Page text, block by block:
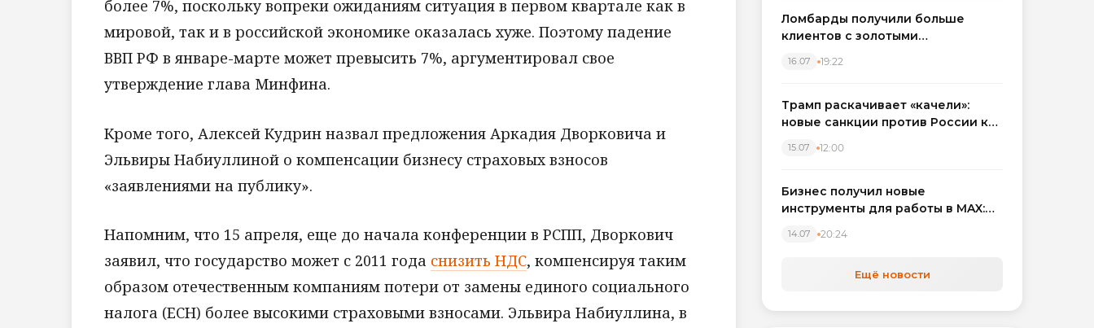
более 7%, поскольку вопреки ожиданиям ситуация в первом квартале как в
мировой, так и в российской экономике оказалась хуже. Поэтому падение
ВВП РФ в январе-марте может превысить 7%, аргументировал свое
утверждение глава Минфина.
Кроме того, Алексей Кудрин назвал предложения Аркадия Дворковича и
Эльвиры Набиуллиной о компенсации бизнесу страховых взносов
«заявлениями на публику».
Напомним, что 15 апреля, еще до начала конференции в РСПП, Дворкович
заявил, что государство может с 2011 года снизить НДС, компенсируя таким
образом отечественным компаниям потери от замены единого социального
налога (ЕСН) более высокими страховыми взносами. Эльвира Набиуллина, в
Ломбарды получили больше
клиентов с золотыми
вырос на фоне подорожания
16.07 19:22
Трамп раскачивает «качели»:
новые санкции против России как
15.07 12:00
Бизнес получил новые
инструменты для работы в MAX:
автоматизируют обработку
14.07 20:24
Ещё новости